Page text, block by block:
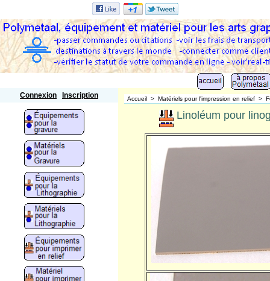
Connexion Inscription Accueil > Matériels pour l'impression en relief >
Linoléum pour